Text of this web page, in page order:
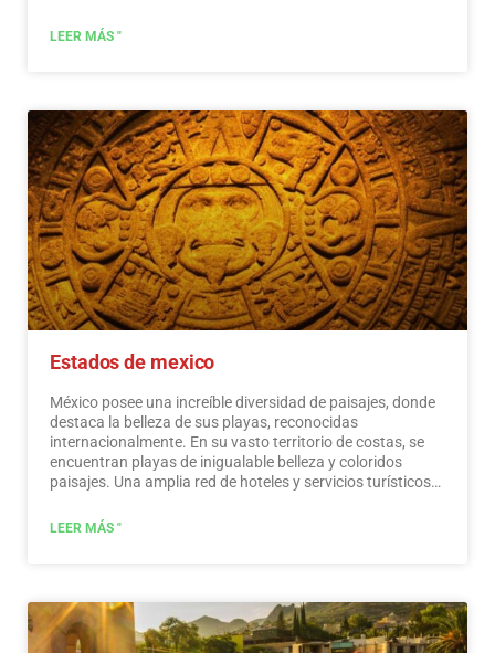
atracciones naturales, fauna silvestre y aves. En todo
mucho más, creemos que México es un paraíso para el
ecoturismo.Leer más
LEER MÁS "
Estados de mexico
México posee una increíble diversidad de paisajes, donde
destaca la belleza de sus playas, reconocidas
internacionalmente. En su vasto territorio de costas, se
encuentran playas de inigualable belleza y coloridos
paisajes. Una amplia red de hoteles y servicios turísticos
estas playas. México también es un lugar místico,
como faros en un océano de belleza natural. Ofrecen a los
visitantes edificios que cuentan su historia y museos que
recogen su patrimonio cultural. Y que mantienen vivas
LEER MÁS "